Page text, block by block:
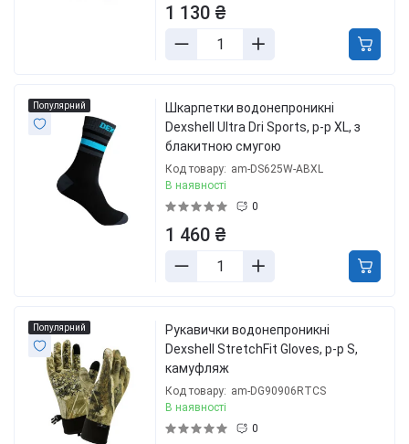
1 130 ₴
Популярний
Шкарпетки водонепроникні
Dexshell Ultra Dri Sports, р-р XL, з
блакитною смугою
Код товару: am-DS625W-ABXL
В наявності
0
1 460 ₴
Популярний
Рукавички водонепроникні
Dexshell StretchFit Gloves, p-p S,
камуфляж
Код товару: am-DG90906RTCS
В наявності
0